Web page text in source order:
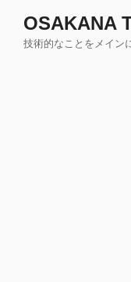
OSAKANA
技術的なことをメイン